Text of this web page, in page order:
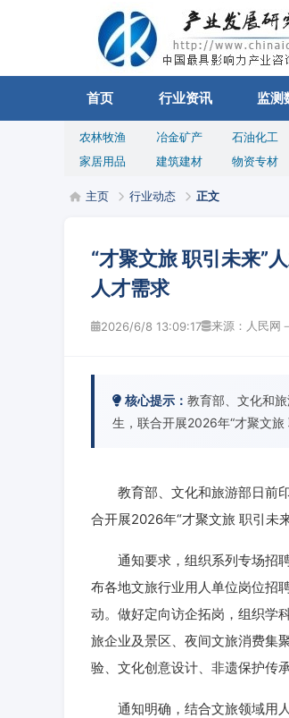
首页 行业资讯 监测
农林牧渔 冶金矿产 石油化工
家居用品
建筑建材 物资专材
主页 行业动态 正文
“才聚文旅 职引未来”
人才需求
2026/6/8 13:09:17 来源：人民网
核心提示： 教育部、文化和
生，联合开展2026年“才聚文
教育部、文化和旅游部日前印
合开展2026年“才聚文旅 职引未
通知要求，组织系列专场招聘
布各地文旅行业用人单位岗位招
动。做好定向访企拓岗，组织学
旅企业及景区、夜间文旅消费集
验、文化创意设计、非遗保护传
通知明确，结合文旅领域用人